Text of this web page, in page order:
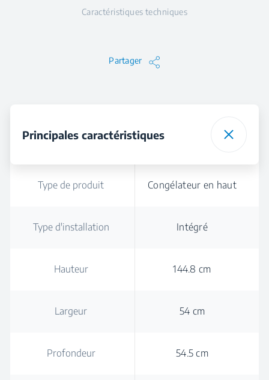
Caractéristiques techniques
Partager
Principales caractéristiques
Type de produit Congélateur en haut
Type d'installation Intégré
Hauteur 144.8 cm
Largeur 54 cm
Profondeur 54.5 cm